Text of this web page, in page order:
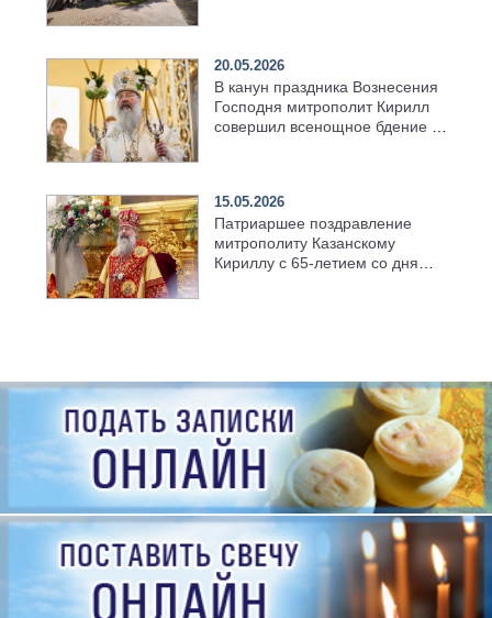
20.05.2026
В канун праздника Вознесения
Господня митрополит Кирилл
совершил всенощное бдение в
15.05.2026
Патриаршее поздравление
митрополиту Казанскому
Кириллу с 65-летием со дня